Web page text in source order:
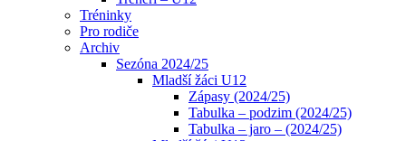
Tréninky
Pro rodiče
Archiv
Sezóna 2024/25
Mladší žáci U12
Zápasy (2024/25)
Tabulka – podzim (2024/25)
Tabulka – jaro – (2024/25)